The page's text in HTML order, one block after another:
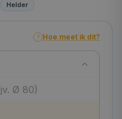
Helder
? Hoe meet ik dit?